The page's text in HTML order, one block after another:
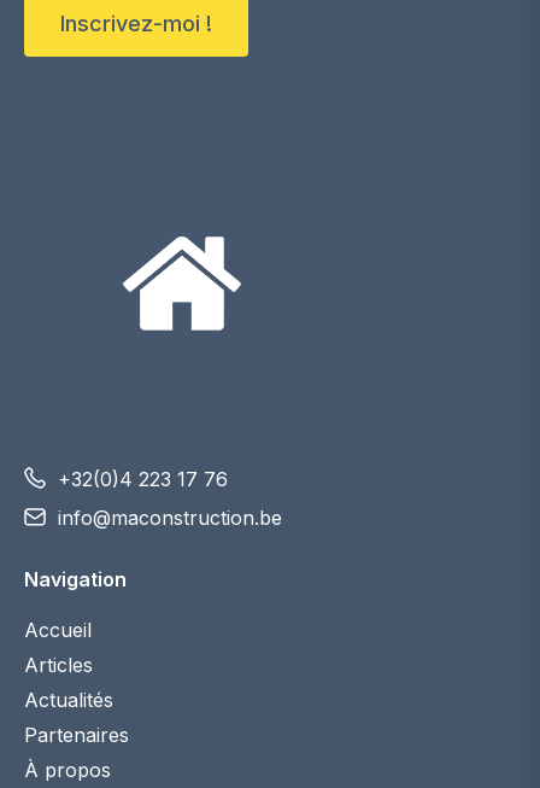
Inscrivez-moi !
+32(0)4 223 17 76
info@maconstruction.be
Navigation
Accueil
Articles
Actualités
Partenaires
À propos